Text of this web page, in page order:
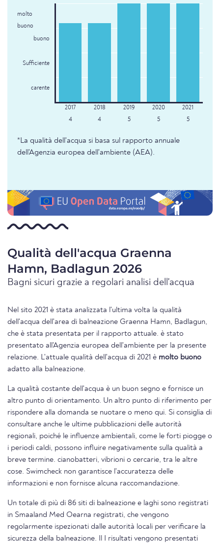
molto
buono
buono
Sufficiente
carente
4 4 5 5 5
*La qualità dell'acqua si basa sul rapporto annuale
dell'Agenzia europea dell'ambiente (AEA).
Qualità dell'acqua Graenna
Hamn, Badlagun 2026
Bagni sicuri grazie a regolari analisi dell'acqua
Nel sito 2021 è stata analizzata l'ultima volta la qualità
dell'acqua dell'area di balneazione Graenna Hamn, Badlagun,
che è stata presentata per il rapporto attuale. è stato
presentato all'Agenzia europea dell'ambiente per la presente
relazione. L'attuale qualità dell'acqua di 2021 è molto buono
adatto alla balneazione.
La qualità costante dell'acqua è un buon segno e fornisce un
altro punto di orientamento. Un altro punto di riferimento per
rispondere alla domanda se nuotare o meno qui. Si consiglia di
consultare anche le ultime pubblicazioni delle autorità
regionali, poiché le influenze ambientali, come le forti piogge o
i periodi caldi, possono influire negativamente sulla qualità a
breve termine. cianobatteri, vibrioni o cercarie, tra le altre
cose. Swimcheck non garantisce l'accuratezza delle
informazioni e non fornisce alcuna raccomandazione.
Un totale di più di 86 siti di balneazione e laghi sono registrati
in Smaaland Med Oearna registrati, che vengono
regolarmente ispezionati dalle autorità locali per verificare la
sicurezza della balneazione. Il I risultati vengono presentati